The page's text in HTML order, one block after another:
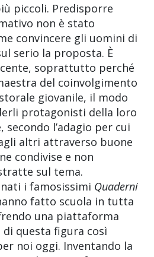
piccoli. Predisporre
non è stato
convincere gli uomini di
serio la proposta. È
soprattutto perché
del coinvolgimento
giovanile, il modo
protagonisti della loro
l’adagio per cui
altri attraverso buone
condivise e non
sul tema.
i famosissimi Quaderni
fatto scuola in tutta
una piattaforma
di questa figura così
noi oggi. Inventando la